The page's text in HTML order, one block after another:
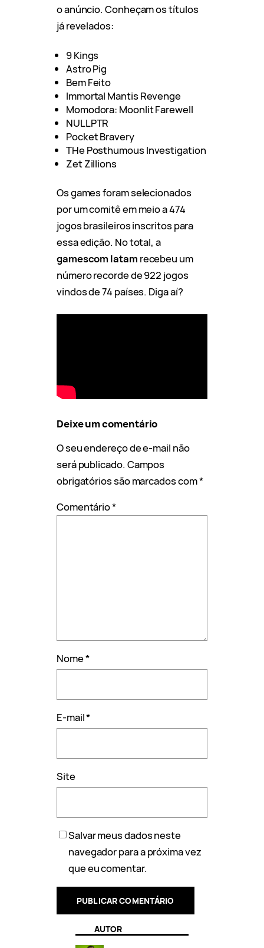
o anúncio. Conheçam os títulos
já revelados:
9 Kings
Astro Pig
Bem Feito
Immortal Mantis Revenge
Momodora: Moonlit Farewell
NULLPTR
Pocket Bravery
THe Posthumous Investigation
Zet Zillions
Os games foram selecionados
por um comitê em meio a 474
jogos brasileiros inscritos para
essa edição. No total, a
gamescom latam recebeu um
número recorde de 922 jogos
vindos de 74 países. Diga aí?
Deixe um comentário
O seu endereço de e-mail não
será publicado. Campos
obrigatórios são marcados com*
Comentário*
Nome*
E-mail*
Site
Salvar meus dados neste
navegador para a próxima vez
que eu comentar.
AUTOR